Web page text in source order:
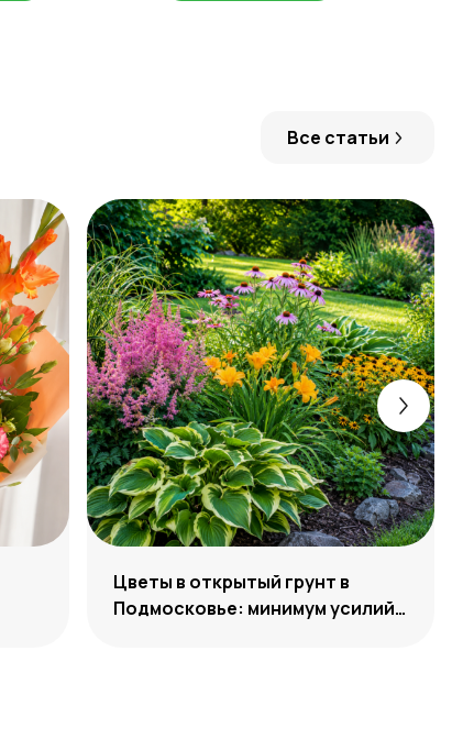
Все статьи
Цветы в открытый грунт в
Подмосковье: минимум усилий,